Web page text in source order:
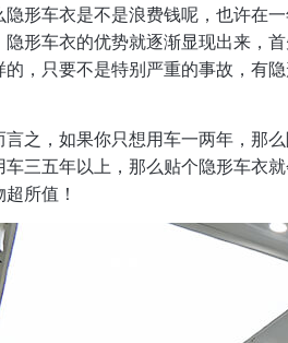
隐形车衣是不是浪费钱呢，也许在
隐形车衣的优势就逐渐显现出来，
的，只要不是特别严重的事故，有
言之，如果你只想用车一两年，那
车三五年以上，那么贴个隐形车衣
超所值！